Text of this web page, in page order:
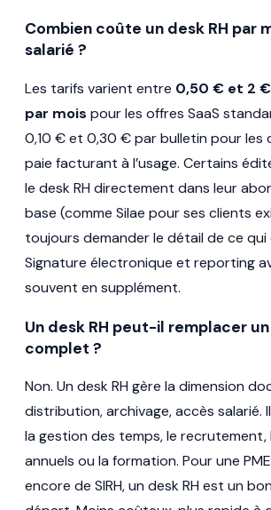
Combien coûte un desk RH par
salarié ?
Les tarifs varient entre 0,50 € et 2
par mois pour les offres SaaS
0,10 € et 0,30 € par bulletin pour les
paie facturant à l’usage. Certains
le desk RH directement dans leur
base (comme Silae pour ses clients
toujours demander le détail de ce qui
Signature électronique et reporting
souvent en supplément.
Un desk RH peut-il remplacer un
complet ?
Non. Un desk RH gère la dimension
distribution, archivage, accès salarié.
la gestion des temps, le
annuels ou la formation. Pour une
encore de SIRH, un desk RH est un